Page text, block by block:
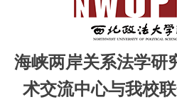
海峡两岸关系法学研
术交流中心与我校